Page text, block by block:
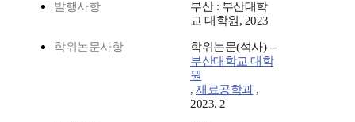
발행사항
부산 : 부산대학
교 대학원, 2023
학위논문사항
학위논문(석사) --
부산대학교 대학
원
, 재료공학과,
2023. 2